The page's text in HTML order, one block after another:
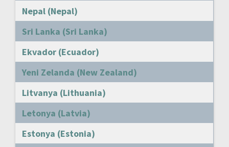
Nepal (Nepal)
Sri Lanka (Sri Lanka)
Ekvador (Ecuador)
Yeni Zelanda (New Zealand)
Litvanya (Lithuania)
Letonya (Latvia)
Estonya (Estonia)